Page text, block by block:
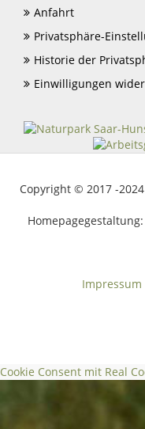
Anfahrt
Privatsphäre-
Historie der
Einwilligungen
Copyright © 2017 -
Homepagegestaltung:
Impressum
Cookie Consent mit Real